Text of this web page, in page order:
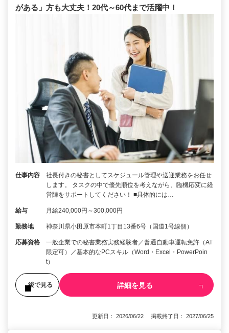
がある」方も大丈夫！20代～60代まで活躍中！
仕事内容
社長付きの秘書としてスケジュール管理や送迎業務をお任せ
します。 タスクの中で優先順位を考えながら、臨機応変に経
営陣をサポートしてください！ ■具体的には…
給与 月給240,000円～300,000円
勤務地 神奈川県小田原市本町1丁目13番6号（国道1号線側）
応募資格
一般企業での秘書業務実務経験者／普通自動車運転免許（AT
限定可）／基本的なPCスキル（Word・Excel・PowerPoin
t）
後で見る 詳細を見る
更新日： 2026/06/22 掲載終了日： 2027/06/25